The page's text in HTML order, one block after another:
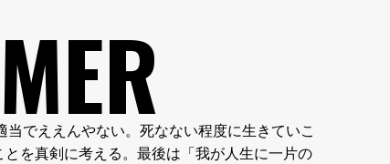
当でええんやない。死なない程度に生きていこ
を真剣に考える。最後は「我が人生に一片の